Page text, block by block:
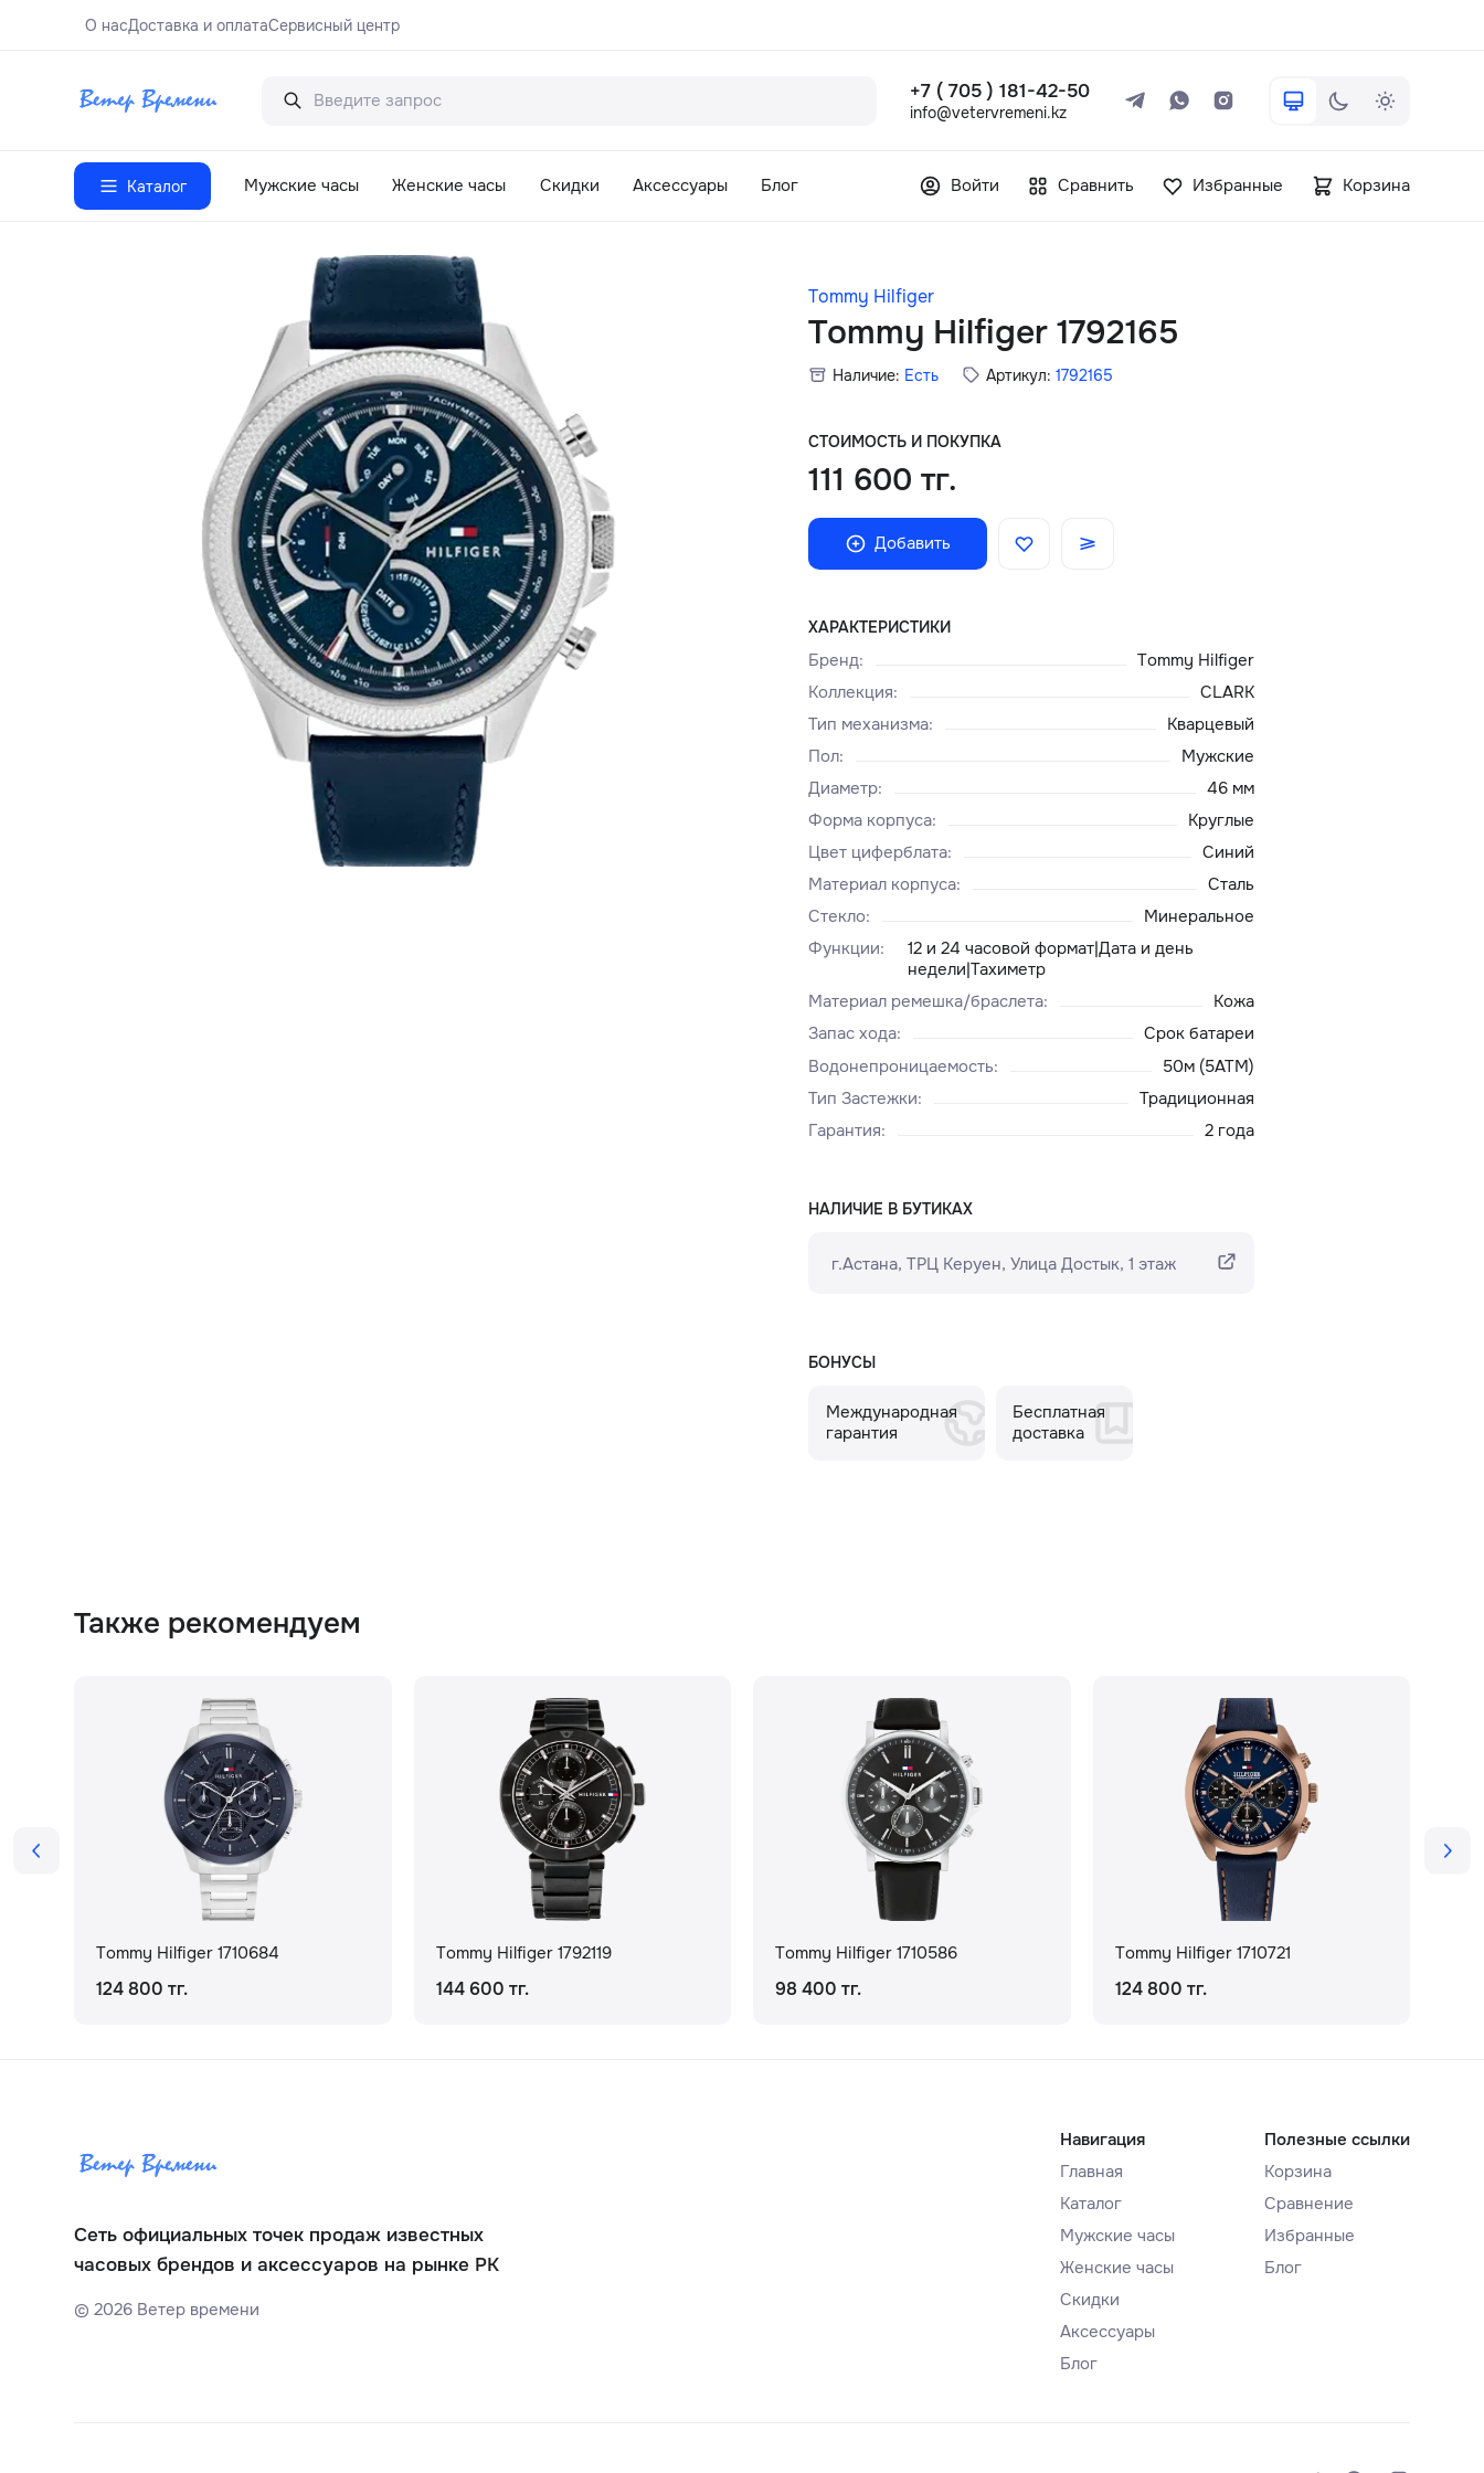
О насДоставка и оплатаСервисный центр
+7 ( 705 ) 181-42-50
info@vetervremeni.kz
Каталог Мужские часы Женские часы Скидки Аксессуары Блог Войти Сравнить Избранные Корзина
Tommy Hilfiger
Tommy Hilfiger 1792165
Наличие: Есть Артикул: 1792165
СТОИМОСТЬ И ПОКУПКА
111 600 тг.
Добавить
ХАРАКТЕРИСТИКИ
Бренд:
Tommy Hilfiger
Коллекция:
CLARK
Тип механизма:
Кварцевый
Пол:
Мужские
Диаметр:
46 мм
Форма корпуса:
Круглые
Цвет циферблата:
Синий
Материал корпуса:
Сталь
Стекло:
Минеральное
Функции:
12 и 24 часовой формат|Дата и день
недели|Тахиметр
Материал ремешка/браслета:
Кожа
Запас хода:
Срок батареи
Водонепроницаемость:
50м (5ATM)
Тип Застежки:
Традиционная
Гарантия: 2 года
НАЛИЧИЕ В БУТИКАХ
г.Астана, ТРЦ Керуен​, Улица Достык, 1 этаж
БОНУСЫ
Международная
гарантия
Бесплатная
доставка
Также рекомендуем
Tommy Hilfiger 1710684
124 800 тг.
Tommy Hilfiger 1792119
144 600 тг.
Tommy Hilfiger 1710586
98 400 тг.
Tommy Hilfiger 1710721
124 800 тг.
Сеть официальных точек продаж известных
часовых брендов и аксессуаров на рынке РК
©2026 Ветер времени
Навигация
Главная
Каталог
Мужские часы
Женские часы
Скидки
Аксессуары
Блог
Полезные ссылки
Корзина
Сравнение
Избранные
Блог
+7 ( 705 ) 181-42-50
Доставка и оплата
Сервисный центр